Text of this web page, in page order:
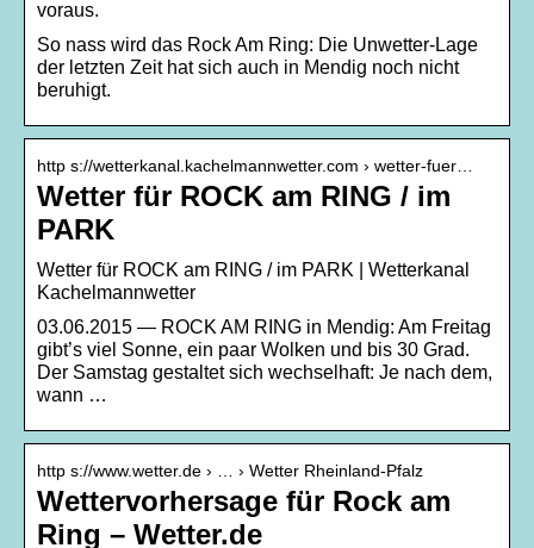
voraus.
So nass wird das Rock Am Ring: Die Unwetter-Lage
der letzten Zeit hat sich auch in Mendig noch nicht
beruhigt.
http s://wetterkanal.kachelmannwetter.com › wetter-fuer…
Wetter für ROCK am RING / im
PARK
Wetter für ROCK am RING / im PARK | Wetterkanal
Kachelmannwetter
03.06.2015 — ROCK AM RING in Mendig: Am Freitag
gibt’s viel Sonne, ein paar Wolken und bis 30 Grad.
Der Samstag gestaltet sich wechselhaft: Je nach dem,
wann …
http s://www.wetter.de › … › Wetter Rheinland-Pfalz
Wettervorhersage für Rock am
Ring – Wetter.de